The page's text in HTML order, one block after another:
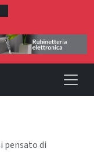
pensato di